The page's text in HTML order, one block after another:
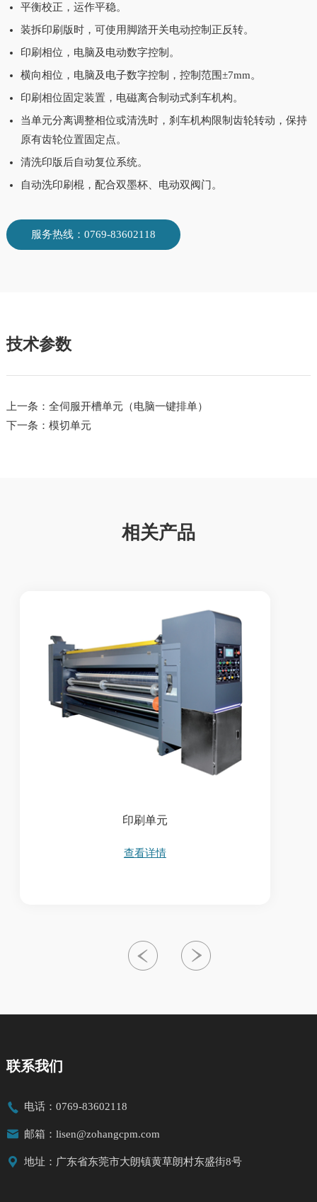
平衡校正，运作平稳。
装拆印刷版时，可使用脚踏开关电动控制正反转。
印刷相位，电脑及电动数字控制。
横向相位，电脑及电子数字控制，控制范围±7mm。
印刷相位固定装置，电磁离合制动式刹车机构。
当单元分离调整相位或清洗时，刹车机构限制齿轮转动，保持
原有齿轮位置固定点。
清洗印版后自动复位系统。
自动洗印刷棍，配合双墨杯、电动双阀门。
服务热线：0769-83602118
技术参数
上一条：全伺服开槽单元（电脑一键排单）
下一条：模切单元
相关产品
印刷单元
查看详情
联系我们
 电话：0769-83602118
 邮箱：lisen@zohangcpm.com
 地址：广东省东莞市大朗镇黄草朗村东盛街8号